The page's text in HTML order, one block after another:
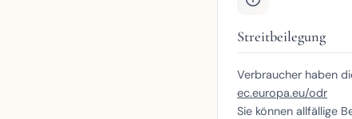
Streitbeilegung
Verbraucher haben
ec.europa.eu/odr
Sie können allfällige